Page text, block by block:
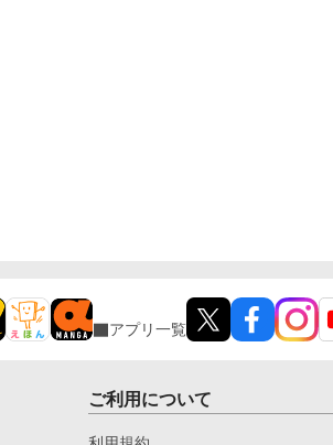
アプリ一覧
ご利用について